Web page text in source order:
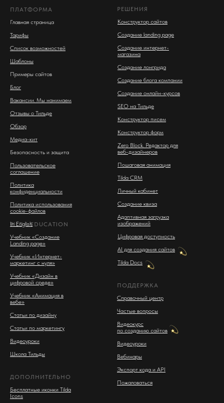
ПЛАТФОРМА
Главная страница
Тарифы
Список возможностей
Шаблоны
Примеры сайтов
Блог
Вакансии. Мы нанимаем
Отзывы о Тильде
Обзор
Медиа-кит
Безопасность и защита
Пользовательское
соглашение
Политика
конфиденциальности
Политика использования
cookie-файлов
In English
РЕШЕНИЯ
Конструктор сайтов
Создание landing page
Создание интернет-
магазина
Создание лонгрида
Создание блога компании
Создание онлайн-курсов
SEO на Тильде
Конструктор писем
Конструктор форм
Zero Block. Редактор для
веб-дизайнеров
Пошаговая анимация
Tilda CRM
Личный кабинет
Создание квиза
Адаптивная загрузка
изображений
Цифровая доступность
AI для создания сайтов
Tilda Docs
ПОДДЕРЖКА
Справочный центр
Частые вопросы
Видеокурс
по созданию сайтов
Видеоуроки
Вебинары
Экспорт кода и API
Пожаловаться
TILDA EDUCATION
Учебник «Создание
Landing page»
Учебник «Интернет-
маркетинг с нуля»
Учебник «Дизайн в
цифровой среде»
Учебник «Анимация в
вебе»
Статьи по дизайну
Статьи по маркетингу
Видеоуроки
Школа Тильды
ДОПОЛНИТЕЛЬНО
Бесплатные иконки Tilda
Icons